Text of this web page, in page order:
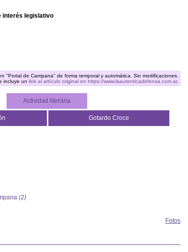
interés legislativo
"Portal de Campana" de forma temporal y automática. Sin modificaciones.
incluye un link al artículo original en https://www.laautenticadefensa.com.ar.
Actividad literaria
Gotardo Croce
(2)
Fotos